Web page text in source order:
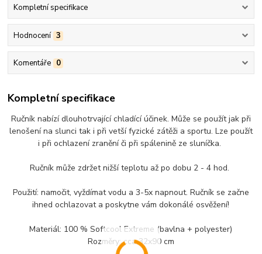
Kompletní specifikace
Hodnocení 3
Komentáře 0
Kompletní specifikace
Ručník nabízí dlouhotrvající chladící účinek. Může se použít jak při
lenošení na slunci tak i při vetší fyzické zátěži a sportu. Lze použít
i při ochlazení zranění či při spálenině ze sluníčka.
Ručník může zdržet nižší teplotu až po dobu 2 - 4 hod.
Použití: namočit, vyždímat vodu a 3-5x napnout. Ručník se začne
ihned ochlazovat a poskytne vám dokonálé osvěžení!
Materiál: 100 % Softcool Extreme (bavlna + polyester)
Rozměry: cca 32x90 cm